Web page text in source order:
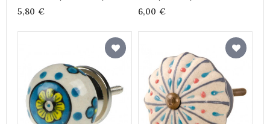
Γκρι 3,5εκ
5,80 €
Γυαλί Με Χρυσή Ρίγα 4εκ
6,00 €